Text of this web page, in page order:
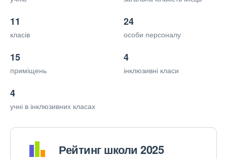
11
класів
24
особи персоналу
15
приміщень
4
інклюзивні класи
4
учні в інклюзивних класах
Рейтинг школи 2025